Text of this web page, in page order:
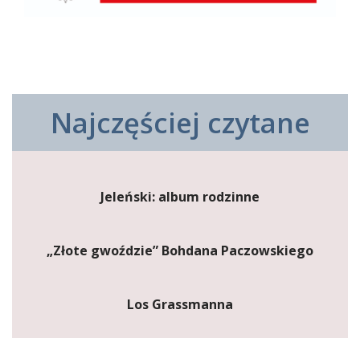
Najczęściej czytane
Jeleński: album rodzinne
„Złote gwoździe” Bohdana Paczowskiego
Los Grassmanna